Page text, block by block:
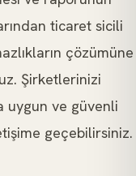
ticaret sicili
çözümüne
Şirketlerinizi
uygun ve güvenli
geçebilirsiniz.